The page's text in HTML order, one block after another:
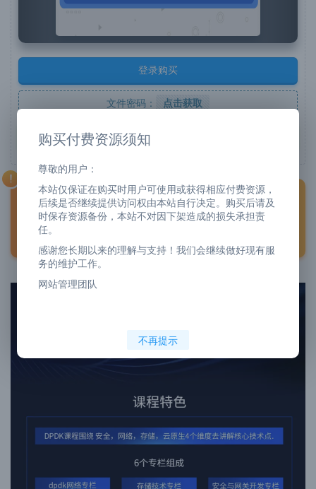
登录购买
文件密码： 点击获取
购买须知
购买之前请认真阅读【购买须知】之后，在进行下单
购买！由于是虚拟商品购买之后不接受任何理由的退
货、换货、退款
购买付费资源须知
尊敬的用户：
本站仅保证在购买时用户可使用或获得相应付费资源，
后续是否继续提供访问权由本站自行决定。购买后请及
时保存资源备份，本站不对因下架造成的损失承担责
任。
感谢您长期以来的理解与支持！我们会继续做好现有服
务的维护工作。
网站管理团队
不再提示